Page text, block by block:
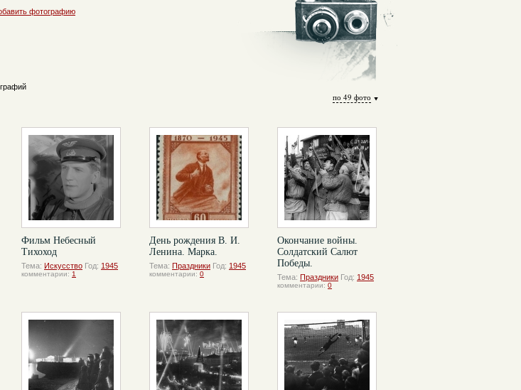
фотографию
по 49 фото
Фильм Небесный
Тихоход
Тема: Искусство Год: 1945
комментарии: 1
День рождения В. И.
Ленина. Марка.
Тема: Праздники Год: 1945
комментарии: 0
Окончание войны.
Солдатский Салют
Победы.
Тема: Праздники Год: 1945
комментарии: 0